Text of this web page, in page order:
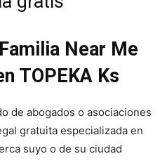
Near Me
TOPEKA Ks
de abogados o asociaciones
gratuita especializada en
suyo o de su ciudad